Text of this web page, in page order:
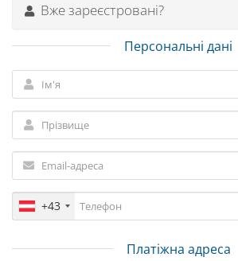
Вже зареєстровані?
Персональні дані
+43
Платіжна адреса